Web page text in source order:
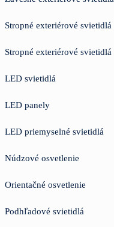
Stropné exteriérové svietidlá
Stropné exteriérové svietidlá
LED svietidlá
LED panely
LED priemyselné svietidlá
Núdzové osvetlenie
Orientačné osvetlenie
Podhľadové svietidlá